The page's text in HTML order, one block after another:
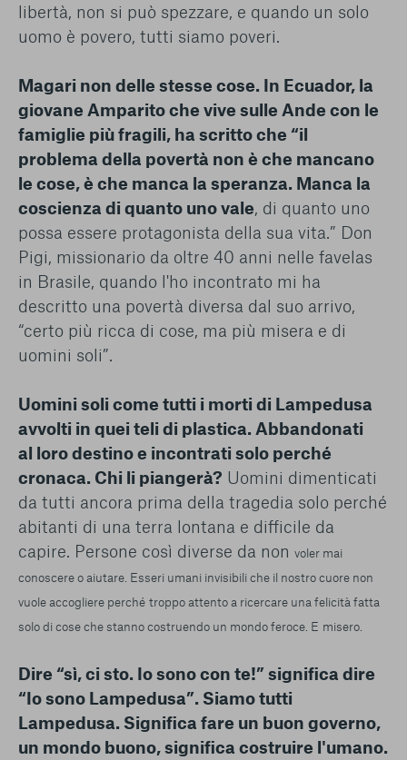
libertà, non si può spezzare, e quando un solo
uomo è povero, tutti siamo poveri.
Magari non delle stesse cose. In Ecuador, la
giovane Amparito che vive sulle Ande con le
famiglie più fragili, ha scritto che “il
problema della povertà non è che mancano
le cose, è che manca la speranza. Manca la
coscienza di quanto uno vale, di quanto uno
possa essere protagonista della sua vita.” Don
Pigi, missionario da oltre 40 anni nelle favelas
in Brasile, quando l'ho incontrato mi ha
descritto una povertà diversa dal suo arrivo,
“certo più ricca di cose, ma più misera e di
uomini soli”.
Uomini soli come tutti i morti di Lampedusa
avvolti in quei teli di plastica. Abbandonati
al loro destino e incontrati solo perché
cronaca. Chi li piangerà? Uomini dimenticati
da tutti ancora prima della tragedia solo perché
abitanti di una terra lontana e difficile da
capire. Persone così diverse da non voler mai
conoscere o aiutare. Esseri umani invisibili che il nostro cuore non
vuole accogliere perché troppo attento a ricercare una felicità fatta
solo di cose che stanno costruendo un mondo feroce. E misero.
Dire “sì, ci sto. Io sono con te!” significa dire
“Io sono Lampedusa”. Siamo tutti
Lampedusa. Significa fare un buon governo,
un mondo buono, significa costruire l'umano.